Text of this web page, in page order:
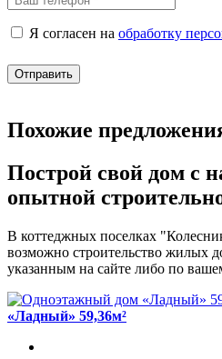
Я согласен на обработку
Отправить
Похожие
Построй свой дом с
опытной
В коттеджных поселках
возможно строительство жилых
указанным на сайте либо по
«Ладный» 59,36м²